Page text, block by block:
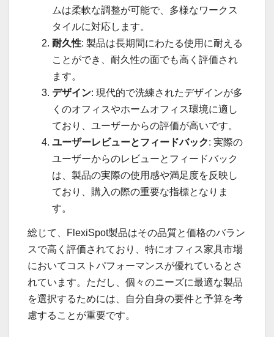
ムは柔軟な調整が可能で、多様なワークス
タイルに対応します。
耐久性: 製品は長期間にわたる使用に耐える
ことができ、耐久性の面でも高く評価され
ます。
デザイン: 現代的で洗練されたデザインが多
くのオフィスやホームオフィス環境に適し
ており、ユーザーからの評価が高いです。
ユーザーレビューとフィードバック: 実際の
ユーザーからのレビューとフィードバック
は、製品の実際の使用感や満足度を反映し
ており、購入の際の重要な指標となりま
す。
総じて、FlexiSpot製品はその品質と価格のバラン
スで高く評価されており、特にオフィス家具市場
においてコストパフォーマンスが優れているとさ
れています。ただし、個々のニーズに最適な製品
を選択するためには、自分自身の要件と予算を考
慮することが重要です。